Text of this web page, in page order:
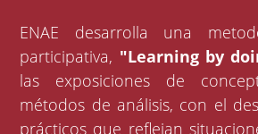
ENAE desarrolla una
participativa, "Learning by
las exposiciones de
métodos de análisis, con el
prácticos que reflejan